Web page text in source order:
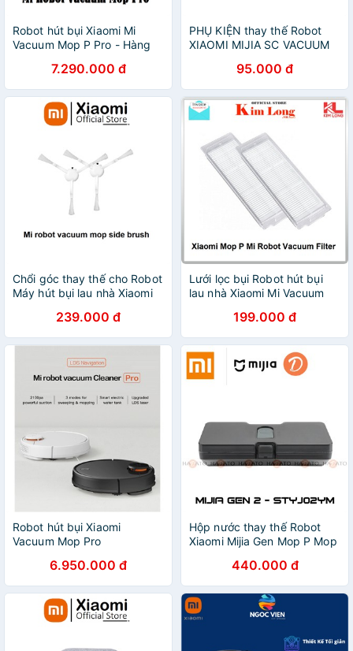
Robot hút bụi Xiaomi Mi
Vacuum Mop P Pro - Hàng
7.290.000 đ
PHỤ KIỆN thay thế Robot
XIAOMI MIJIA SC VACUUM
chính - Phụ kiện Robot hút
bụi XIAOMI MIJIA MJSTP
95.000 đ
Chổi góc thay thế cho Robot
Máy hút bụi lau nhà Xiaomi
SKV4127TY239.000 đ
Lưới lọc bụi Robot hút bụi
lau nhà Xiaomi Mi Vacuum
Filter SKV4120TY ( 2 cái)
199.000 đ
Robot hút bụi Xiaomi
Vacuum Mop Pro
6.950.000 đ
Hộp nước thay thế Robot
Xiaomi Mijia Gen Mop P Mop
440.000 đ